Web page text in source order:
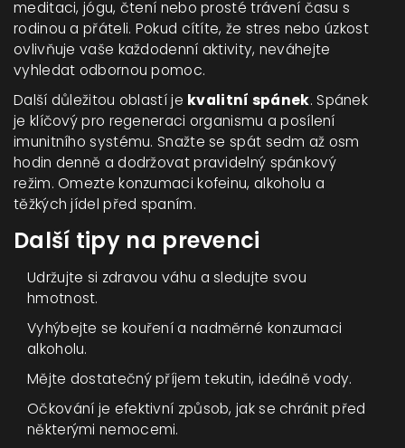
meditaci, jógu, čtení nebo prosté trávení času s
rodinou a přáteli. Pokud cítíte, že stres nebo úzkost
ovlivňuje vaše každodenní aktivity, neváhejte
vyhledat odbornou pomoc.
Další důležitou oblastí je kvalitní spánek. Spánek
je klíčový pro regeneraci organismu a posílení
imunitního systému. Snažte se spát sedm až osm
hodin denně a dodržovat pravidelný spánkový
režim. Omezte konzumaci kofeinu, alkoholu a
těžkých jídel před spaním.
Další tipy na prevenci
Udržujte si zdravou váhu a sledujte svou
hmotnost.
Vyhýbejte se kouření a nadměrné konzumaci
alkoholu.
Mějte dostatečný příjem tekutin, ideálně vody.
Očkování je efektivní způsob, jak se chránit před
některými nemocemi.